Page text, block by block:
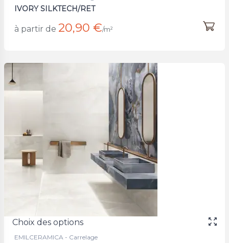
IVORY SILKTECH/RET
à partir de 20,90 €/m²
Choix des options
EMILCERAMICA - Carrelage